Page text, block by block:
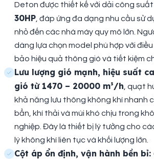
Deton được thiết kế với dải công
30HP , đáp ứng đa dạng nhu cầu sử
nhỏ đến các nhà máy quy mô lớn.
dàng lựa chọn model phù hợp với
bảo hiệu quả thông gió và tiết kiệm
Lưu lượng gió mạnh, hiệu suất
gió từ 1470 – 20000 m³/h , quạt
khả năng lưu thông không khí nhanh
bẩn, khí thải và mùi khó chịu trong
nghiệp. Đây là thiết bị lý tưởng cho
lý không khí liên tục và khối lượng lớn.
Cột áp ổn định, vận hành bền bỉ: